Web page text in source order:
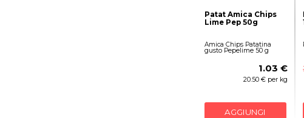
Patat Amica Chips
Lime Pep 50g
Amica Chips Patatina
gusto Pepelime 50 g
1.03 €
20.50 € per kg
AGGIUNGI